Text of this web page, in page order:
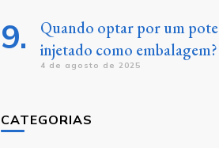
Quando optar por um pote
injetado como embalagem?
4 de agosto de 2025
CATEGORIAS